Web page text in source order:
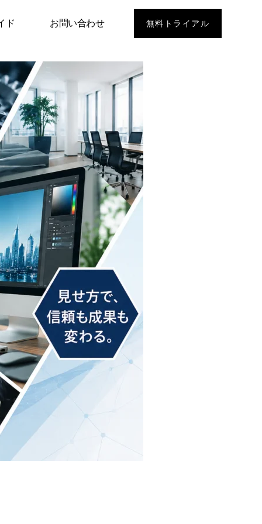
ド お問い合わせ 無料トライアル